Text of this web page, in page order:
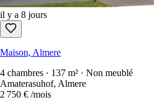
il y a 8 jours
Maison, Almere
4 chambres · 137 m² · Non meublé
Amaterasuhof, Almere
2 750 € /mois